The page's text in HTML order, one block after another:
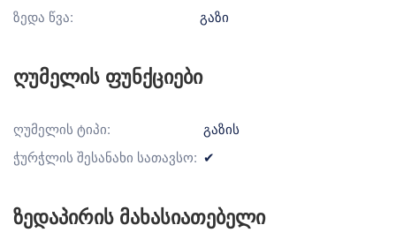
ზედა წვა:
გაზი
ღუმელის ფუნქციები
ღუმელის ტიპი:
გაზის
ჭურჭლის შესანახი სათავსო: ✔
ზედაპირის მახასიათებელი